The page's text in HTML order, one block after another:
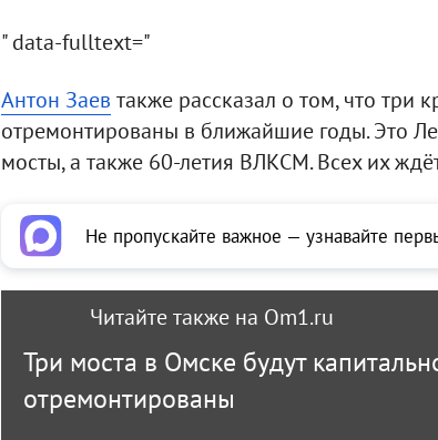
" data-fulltext="
Антон Заев также рассказал о том, что три
отремонтированы в ближайшие годы. Это
мосты, а также 60-летия ВЛКСМ. Всех их
Не пропускайте важное — узнавайте
Читайте также на Om1.ru
Три моста в Омске будут
отремонтированы